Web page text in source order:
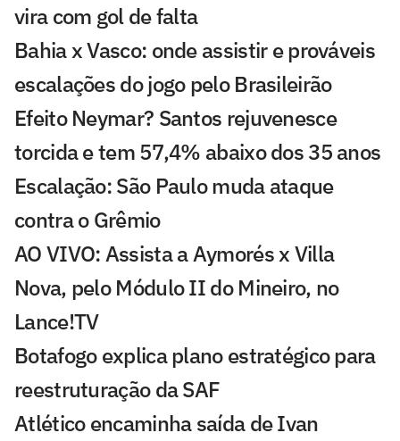
vira com gol de falta
Bahia x Vasco: onde assistir e prováveis
escalações do jogo pelo Brasileirão
Efeito Neymar? Santos rejuvenesce
torcida e tem 57,4% abaixo dos 35 anos
Escalação: São Paulo muda ataque
contra o Grêmio
AO VIVO: Assista a Aymorés x Villa
Nova, pelo Módulo II do Mineiro, no
Lance!TV
Botafogo explica plano estratégico para
reestruturação da SAF
Atlético encaminha saída de Ivan